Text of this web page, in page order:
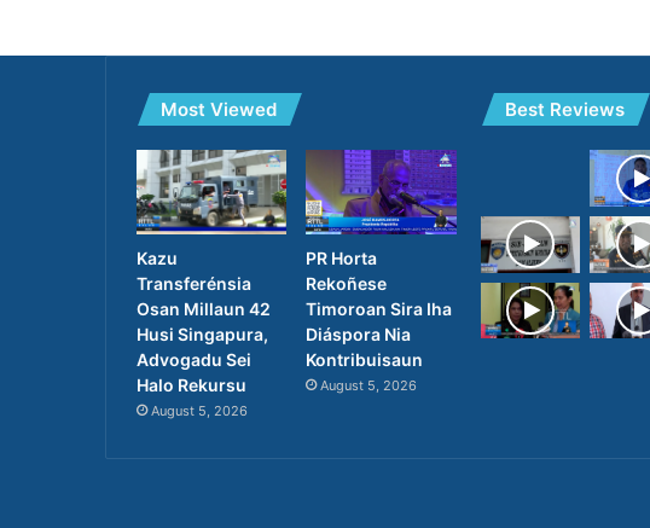
Most Viewed
Kazu
Transferénsia
Osan Millaun 42
Husi Singapura,
Advogadu Sei
Halo Rekursu
August 5, 2026
PR Horta
Rekoñese
Timoroan Sira Iha
Diáspora Nia
Kontribuisaun
August 5, 2026
Best Reviews